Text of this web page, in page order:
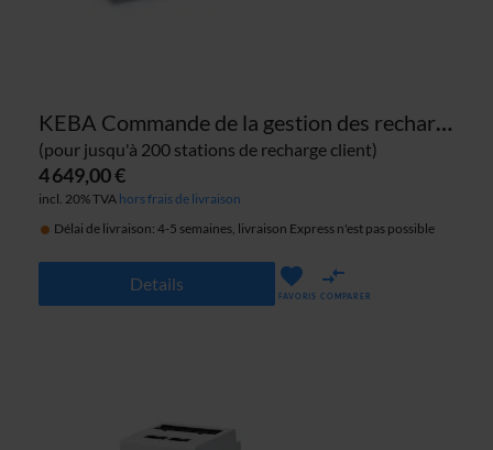
KEBA Commande de la gestion des recharges KeContact M20 124.561
(pour jusqu'à 200 stations de recharge client)
4 649,00 €
incl. 20% TVA hors frais de livraison
Délai de livraison: 4-5 semaines, livraison Express n'est pas possible
Details
FAVORIS COMPARER